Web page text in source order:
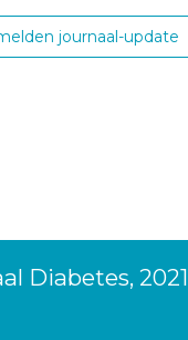
journaal-update
Diabetes, 2021